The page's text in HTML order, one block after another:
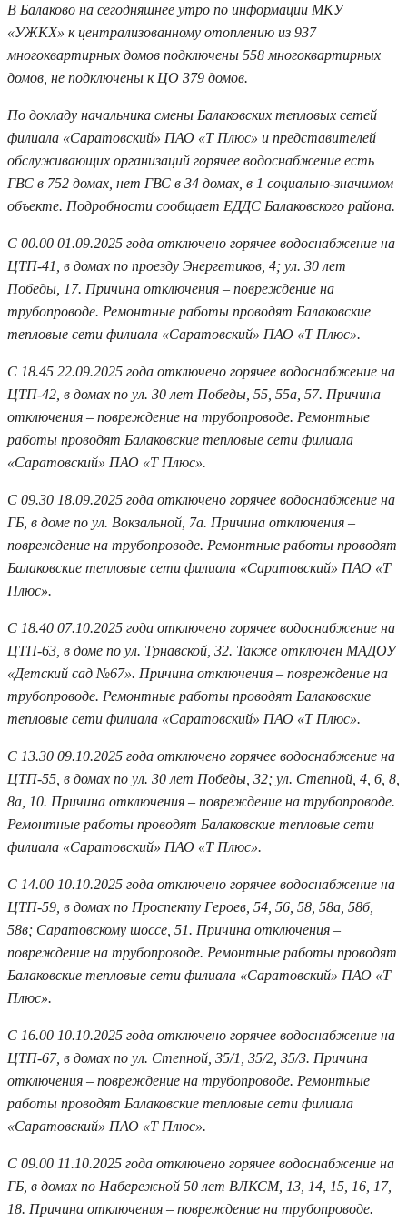
В Балаково на сегодняшнее утро по информации МКУ
«УЖКХ» к централизованному отоплению из 937
многоквартирных домов подключены 558 многоквартирных
домов, не подключены к ЦО 379 домов.
По докладу начальника смены Балаковских тепловых сетей
филиала «Саратовский» ПАО «Т Плюс» и представителей
обслуживающих организаций горячее водоснабжение есть
ГВС в 752 домах, нет ГВС в 34 домах, в 1 социально-значимом
объекте. Подробности сообщает ЕДДС Балаковского района.
С 00.00 01.09.2025 года отключено горячее водоснабжение на
ЦТП-41, в домах по проезду Энергетиков, 4; ул. 30 лет
Победы, 17. Причина отключения – повреждение на
трубопроводе. Ремонтные работы проводят Балаковские
тепловые сети филиала «Саратовский» ПАО «Т Плюс».
С 18.45 22.09.2025 года отключено горячее водоснабжение на
ЦТП-42, в домах по ул. 30 лет Победы, 55, 55а, 57. Причина
отключения – повреждение на трубопроводе. Ремонтные
работы проводят Балаковские тепловые сети филиала
«Саратовский» ПАО «Т Плюс».
С 09.30 18.09.2025 года отключено горячее водоснабжение на
ГБ, в домe по ул. Вокзальной, 7а. Причина отключения –
повреждение на трубопроводе. Ремонтные работы проводят
Балаковские тепловые сети филиала «Саратовский» ПАО «Т
Плюс».
С 18.40 07.10.2025 года отключено горячее водоснабжение на
ЦТП-63, в доме по ул. Трнавской, 32. Также отключен МАДОУ
«Детский сад №67». Причина отключения – повреждение на
трубопроводе. Ремонтные работы проводят Балаковские
тепловые сети филиала «Саратовский» ПАО «Т Плюс».
С 13.30 09.10.2025 года отключено горячее водоснабжение на
ЦТП-55, в домах по ул. 30 лет Победы, 32; ул. Степной, 4, 6, 8,
8а, 10. Причина отключения – повреждение на трубопроводе.
Ремонтные работы проводят Балаковские тепловые сети
филиала «Саратовский» ПАО «Т Плюс».
С 14.00 10.10.2025 года отключено горячее водоснабжение на
ЦТП-59, в домах по Проспекту Героев, 54, 56, 58, 58а, 58б,
58в; Саратовскому шоссе, 51. Причина отключения –
повреждение на трубопроводе. Ремонтные работы проводят
Балаковские тепловые сети филиала «Саратовский» ПАО «Т
Плюс».
С 16.00 10.10.2025 года отключено горячее водоснабжение на
ЦТП-67, в домах по ул. Степной, 35/1, 35/2, 35/3. Причина
отключения – повреждение на трубопроводе. Ремонтные
работы проводят Балаковские тепловые сети филиала
«Саратовский» ПАО «Т Плюс».
С 09.00 11.10.2025 года отключено горячее водоснабжение на
ГБ, в домах по Набережной 50 лет ВЛКСМ, 13, 14, 15, 16, 17,
18. Причина отключения – повреждение на трубопроводе.